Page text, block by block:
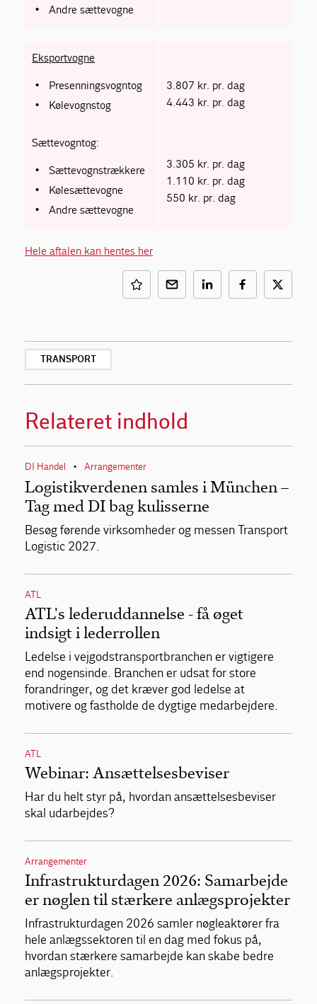
Andre sættevogne
Eksportvogne
Presenningsvogntog
Kølevognstog
Sættevogntog:
Sættevognstrækkere
Kølesættevogne
Andre sættevogne
3.807 kr. pr. dag
4.443 kr. pr. dag
3.305 kr. pr. dag
1.110 kr. pr. dag
550 kr. pr. dag
Hele aftalen kan hentes her
TRANSPORT
Relateret indhold
DI Handel • Arrangementer
Logistikverdenen samles i München –
Tag med DI bag kulisserne
Besøg førende virksomheder og messen Transport
Logistic 2027.
ATL
ATL's lederuddannelse - få øget
indsigt i lederrollen
Ledelse i vejgodstransportbranchen er vigtigere
end nogensinde. Branchen er udsat for store
forandringer, og det kræver god ledelse at
motivere og fastholde de dygtige medarbejdere.
ATL
Webinar: Ansættelsesbeviser
Har du helt styr på, hvordan ansættelsesbeviser
skal udarbejdes?
Arrangementer
Infrastrukturdagen 2026: Samarbejde
er nøglen til stærkere anlægsprojekter
Infrastrukturdagen 2026 samler nøgleaktører fra
hele anlægssektoren til en dag med fokus på,
hvordan stærkere samarbejde kan skabe bedre
anlægsprojekter.